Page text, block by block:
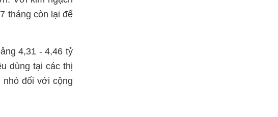
tháng còn lại để
4,31 - 4,46 tỷ
dùng tại các thị
đối với cộng